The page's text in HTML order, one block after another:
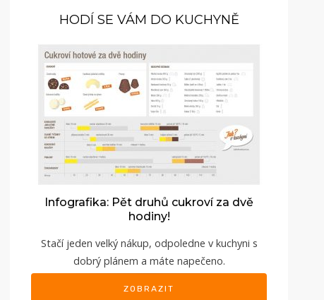
HODÍ SE VÁM DO KUCHYNĚ
Infografika: Pět druhů cukroví za dvě
hodiny!
Stačí jeden velký nákup, odpoledne v kuchyni s
dobrý plánem a máte napečeno.
ZOBRAZIT